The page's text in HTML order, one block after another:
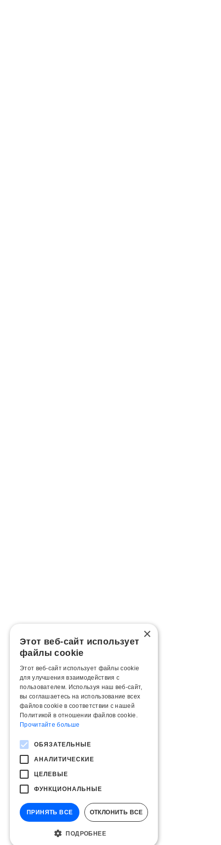
×
Этот веб-сайт использует
файлы cookie
Этот веб-сайт использует файлы cookie
для улучшения взаимодействия с
пользователем. Используя наш веб-сайт,
вы соглашаетесь на использование всех
файлов cookie в соответствии с нашей
Политикой в ​​отношении файлов cookie.
Прочитайте больше
ОБЯЗАТЕЛЬНЫЕ
АНАЛИТИЧЕСКИЕ
ЦЕЛЕВЫЕ
ФУНКЦИОНАЛЬНЫЕ
ПРИНЯТЬ ВСЕ ОТКЛОНИТЬ ВСЕ
ПОДРОБНЕЕ